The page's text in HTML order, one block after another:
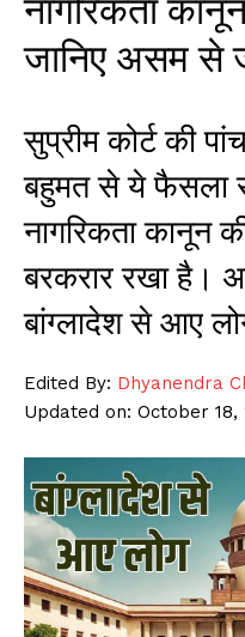
जानिए असम से
सुप्रीम कोर्ट की
बहुमत से ये फैसला
नागरिकता कानून
बरकरार रखा है।
बांग्लादेश से आए
Edited By: Dhyanendra
Updated on: October 18,